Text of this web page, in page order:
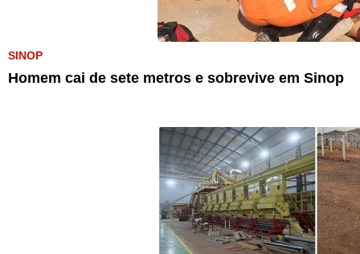
SINOP
Homem cai de sete metros e sobrevive em Sinop